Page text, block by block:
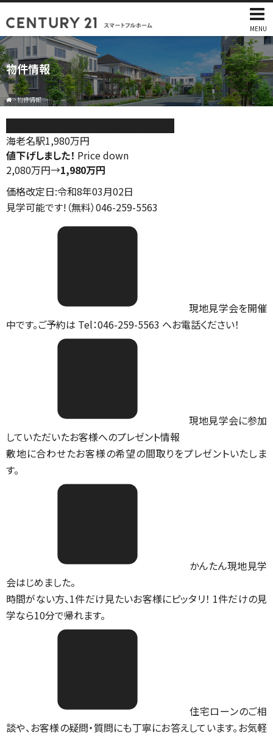
MENU
物件情報
>物件情報
海老名駅1,980万円
値下げしました！ Price down
2,080万円→1,980万円
価格改定日:令和8年03月02日
見学可能です!（無料）046-259-5563
現地見学会を開催
中です。ご予約は Tel：046-259-5563 へお電話ください！
現地見学会に参加
していただいたお客様へのプレゼント情報
敷地に合わせたお客様の希望の間取りをプレゼントいたしま
す。
かんたん現地見学
会はじめました。
時間がない方、1件だけ見たいお客様にピッタリ！ 1件だけの見
学なら10分で帰れます。
住宅ローンのご相
談や、お客様の疑問・質問にも丁寧にお答えしています。お気軽